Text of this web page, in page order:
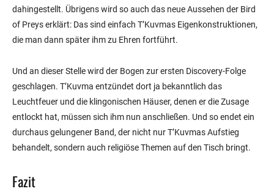
dahingestellt. Übrigens wird so auch das neue Aussehen der Bird
of Preys erklärt: Das sind einfach T’Kuvmas Eigenkonstruktionen,
die man dann später ihm zu Ehren fortführt.
Und an dieser Stelle wird der Bogen zur ersten Discovery-Folge
geschlagen. T’Kuvma entzündet dort ja bekanntlich das
Leuchtfeuer und die klingonischen Häuser, denen er die Zusage
entlockt hat, müssen sich ihm nun anschließen. Und so endet ein
durchaus gelungener Band, der nicht nur T’Kuvmas Aufstieg
behandelt, sondern auch religiöse Themen auf den Tisch bringt.
Fazit